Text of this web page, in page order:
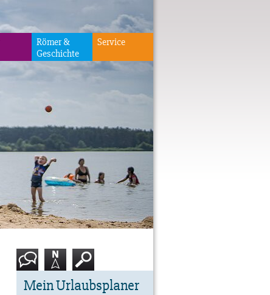
Römer &
Geschichte
Service
Mein Urlaubsplaner